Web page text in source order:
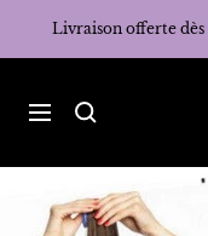
Livraison offerte dès
Navigation